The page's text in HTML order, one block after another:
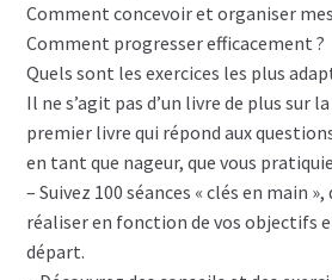
Comment concevoir et organiser
Comment progresser efficacement ?
Quels sont les exercices les plus
Il ne s’agit pas d’un livre de plus sur
premier livre qui répond aux
en tant que nageur, que vous
– Suivez 100 séances « clés en main
réaliser en fonction de vos objectifs
départ.